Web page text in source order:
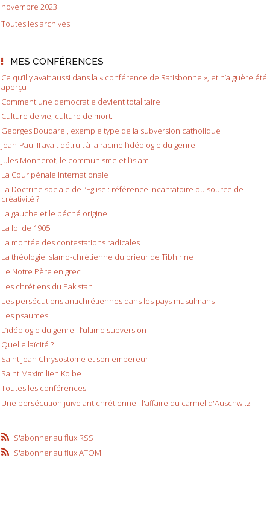
novembre 2023
Toutes les archives
MES CONFÉRENCES
Ce qu’il y avait aussi dans la « conférence de Ratisbonne », et n’a guère été
aperçu
Comment une democratie devient totalitaire
Culture de vie, culture de mort.
Georges Boudarel, exemple type de la subversion catholique
Jean-Paul II avait détruit à la racine l’idéologie du genre
Jules Monnerot, le communisme et l’islam
La Cour pénale internationale
La Doctrine sociale de l’Eglise : référence incantatoire ou source de
créativité ?
La gauche et le péché originel
La loi de 1905
La montée des contestations radicales
La théologie islamo-chrétienne du prieur de Tibhirine
Le Notre Père en grec
Les chrétiens du Pakistan
Les persécutions antichrétiennes dans les pays musulmans
Les psaumes
L’idéologie du genre : l’ultime subversion
Quelle laïcité ?
Saint Jean Chrysostome et son empereur
Saint Maximilien Kolbe
Toutes les conférences
Une persécution juive antichrétienne : l'affaire du carmel d'Auschwitz
S'abonner au flux RSS
S'abonner au flux ATOM